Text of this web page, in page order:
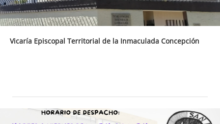
Vicaría Episcopal Territorial de la Inmaculada Concepción